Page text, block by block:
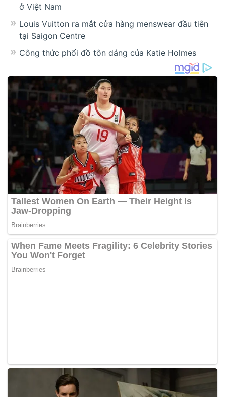
ở Việt Nam
Louis Vuitton ra mắt cửa hàng menswear đầu tiên
tại Saigon Centre
Công thức phối đồ tôn dáng của Katie Holmes